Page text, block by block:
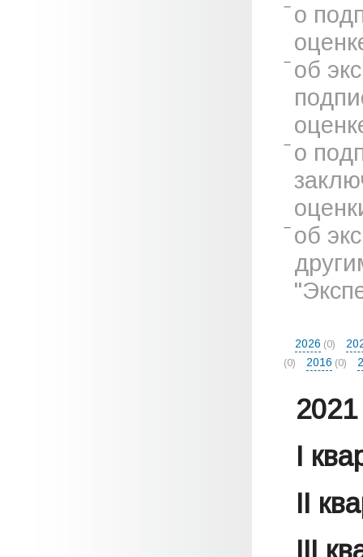
о
об
о
об
2026 (0)
(0) 2016 (0)
2021
I
II
III